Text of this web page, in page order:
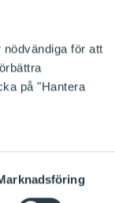
för att
på "Hantera